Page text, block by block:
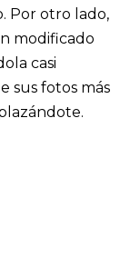
Por otro lado,
modificado
casi
sus fotos más